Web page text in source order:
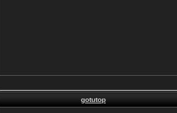
gotutop